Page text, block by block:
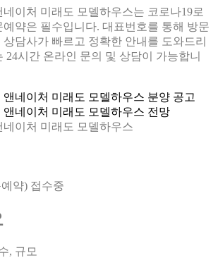
이처 미래도 모델하우스는 코로나19로
예약은 필수입니다. 대표번호를 통해 방문
담사가 빠르고 정확한 안내를 도와드리
24시간 온라인 문의 및 상담이 가능합니
이처 미래도 모델하우스
약) 접수중
, 규모